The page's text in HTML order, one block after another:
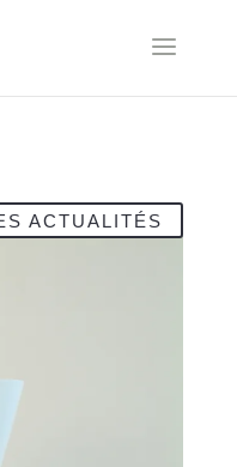
ACTUALITÉS